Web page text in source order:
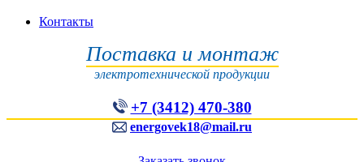
Контакты
Поставка и монтаж
электротехнической продукции
+7 (3412) 470-380
energovek18@mail.ru